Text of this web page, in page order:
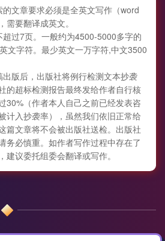
文章要求必须是全英文写作（word
需要翻译成英文。
过7页。一般约为4500-5000多字的
文字符。最少英文一万字符,中文3500
版后，出版社将例行检测文本抄袭
的超标检测报告最终发给作者自行核
30%（作者本人自己之前已经发表咨
计入抄袭率），虽然我们依旧正常给
篇文章将不会被出版社送检。出版社
务必慎重。如作者写作过程中存在了
建议委托组委会翻译或写作。